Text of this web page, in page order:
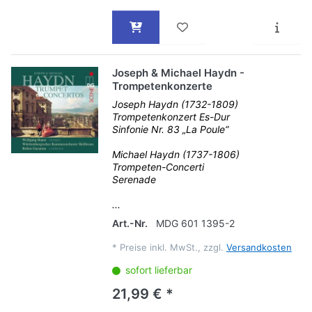
Joseph & Michael Haydn -
Trompetenkonzerte
Joseph Haydn (1732-1809)
Trompetenkonzert Es-Dur
Sinfonie Nr. 83 „La Poule“
Michael Haydn (1737-1806)
Trompeten-Concerti
Serenade
...
Art.-Nr.
MDG 601 1395-2
* Preise inkl. MwSt., zzgl. Versandkosten
sofort lieferbar
21,99 € *